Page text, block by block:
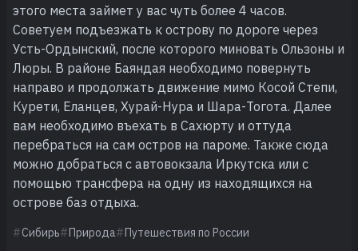
этого места займет у вас чуть более 4 часов.
Советуем подъезжать к острову по дороге через
Усть-Ордынский, после которого миновать Ользоны и
Люры. В районе Баяндая необходимо повернуть
направо и продолжать движение мимо Косой Степи,
Курети, Еланцев, Хурай-Нура и Шара-Тогота. Далее
вам необходимо въехать в Сахюрту и оттуда
перебраться на сам остров на пароме. Также сюда
можно добраться с автовокзала Иркутска или с
помощью трансфера на одну из находящихся на
острове баз отдыха.
Сибирь Природа Путешествия по России